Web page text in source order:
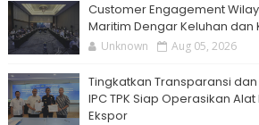
Customer Engagement
Maritim Dengar Keluhan
Unknown Aug 05, 2026
Tingkatkan Transparansi
IPC TPK Siap Operasikan
Ekspor